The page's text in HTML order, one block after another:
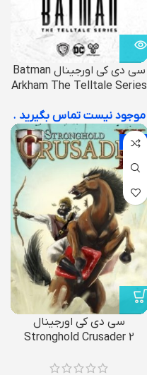
سی دی کی اورجینال Batman
Arkham The Telltale Series
موجود نیست تماس بگیرید .
-60%
سی دی کی اورجینال
Stronghold Crusader 2